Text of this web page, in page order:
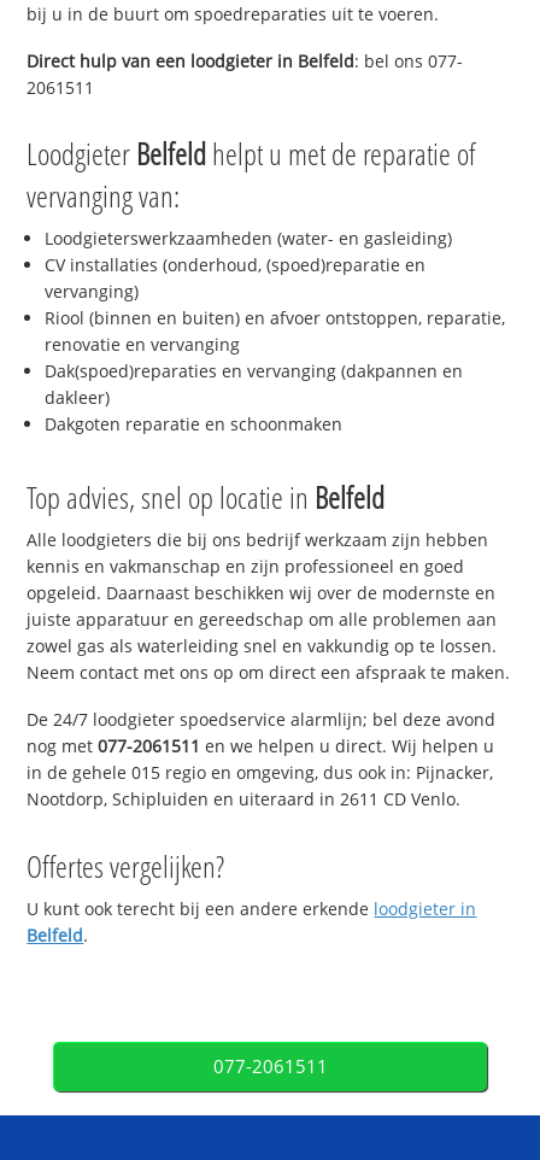
bij u in de buurt om spoedreparaties uit te voeren.
Direct hulp van een loodgieter in Belfeld: bel ons 077-
2061511
Loodgieter Belfeldhelpt u met de reparatie of
vervanging van:
Loodgieterswerkzaamheden (water- en gasleiding)
CV installaties (onderhoud, (spoed)reparatie en
vervanging)
Riool (binnen en buiten) en afvoer ontstoppen, reparatie,
renovatie en vervanging
Dak(spoed)reparaties en vervanging (dakpannen en
dakleer)
Dakgoten reparatie en schoonmaken
Top advies, snel op locatie in Belfeld
Alle loodgieters die bij ons bedrijf werkzaam zijn hebben
kennis en vakmanschap en zijn professioneel en goed
opgeleid. Daarnaast beschikken wij over de modernste en
juiste apparatuur en gereedschap om alle problemen aan
zowel gas als waterleiding snel en vakkundig op te lossen.
Neem contact met ons op om direct een afspraak te maken.
De 24/7 loodgieter spoedservice alarmlijn; bel deze avond
nog met077-2061511 en we helpen u direct. Wij helpen u
in de gehele 015 regio en omgeving, dus ook in: Pijnacker,
Nootdorp, Schipluiden en uiteraard in 2611 CD Venlo.
Offertes vergelijken?
U kunt ook terecht bij een andere erkende loodgieter in
Belfeld.
077-2061511